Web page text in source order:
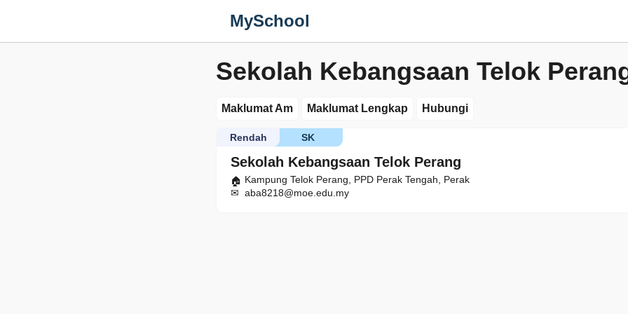
MySchool
Sekolah Kebangsaan Telok
Maklumat Am Maklumat Lengkap Hubungi
Sekolah Kebangsaan Telok Perang
SK
Rendah
Kampung Telok Perang, PPD Perak Tengah, Perak
aba8218@moe.edu.my